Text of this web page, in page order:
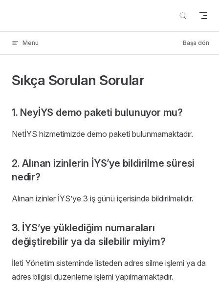
Menu Başa dön
Sıkça Sorulan Sorular
1. NeyİYS demo paketi bulunuyor mu?
NetİYS hizmetimizde demo paketi bulunmamaktadır.
2. Alınan izinlerin İYS’ye bildirilme süresi
nedir?
Alınan izinler İYS’ye 3 iş günü içerisinde bildirilmelidir.
3. İYS’ye yüklediğim numaraları
değiştirebilir ya da silebilir miyim?
İleti Yönetim sisteminde listeden adres silme işlemi ya da
adres bilgisi düzenleme işlemi yapılmamaktadır.